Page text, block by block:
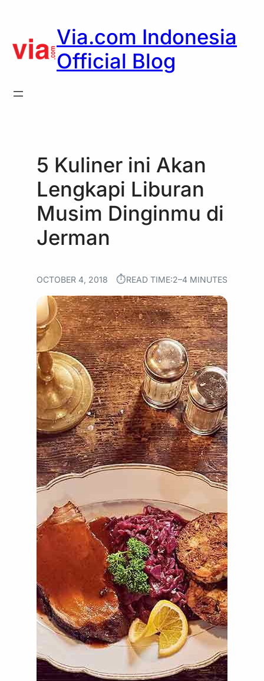
content
Via.com Indonesia
Official Blog
5 Kuliner ini Akan
Lengkapi Liburan
Musim Dinginmu di
Jerman
OCTOBER 4, 2018 ⏱︎READ TIME:2–4 MINUTES